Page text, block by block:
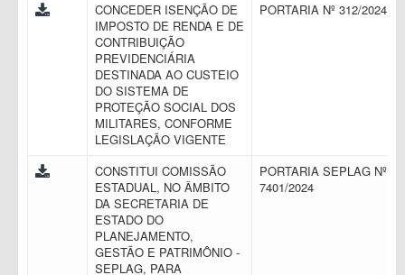
CONCEDER ISENÇÃO DE
IMPOSTO DE RENDA E DE
CONTRIBUIÇÃO
PREVIDENCIÁRIA
DESTINADA AO CUSTEIO
DO SISTEMA DE
PROTEÇÃO SOCIAL DOS
MILITARES, CONFORME
LEGISLAÇÃO VIGENTE
PORTARIA Nº 312/2024
CONSTITUI COMISSÃO
ESTADUAL, NO ÂMBITO
DA SECRETARIA DE
ESTADO DO
PLANEJAMENTO,
GESTÃO E PATRIMÔNIO -
SEPLAG, PARA
PORTARIA SEPLAG Nº
7401/2024